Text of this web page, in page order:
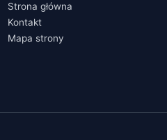
Strona główna
Kontakt
Mapa strony